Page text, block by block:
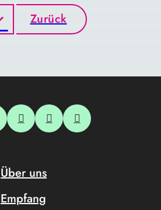
Zurück
Über uns
Empfang